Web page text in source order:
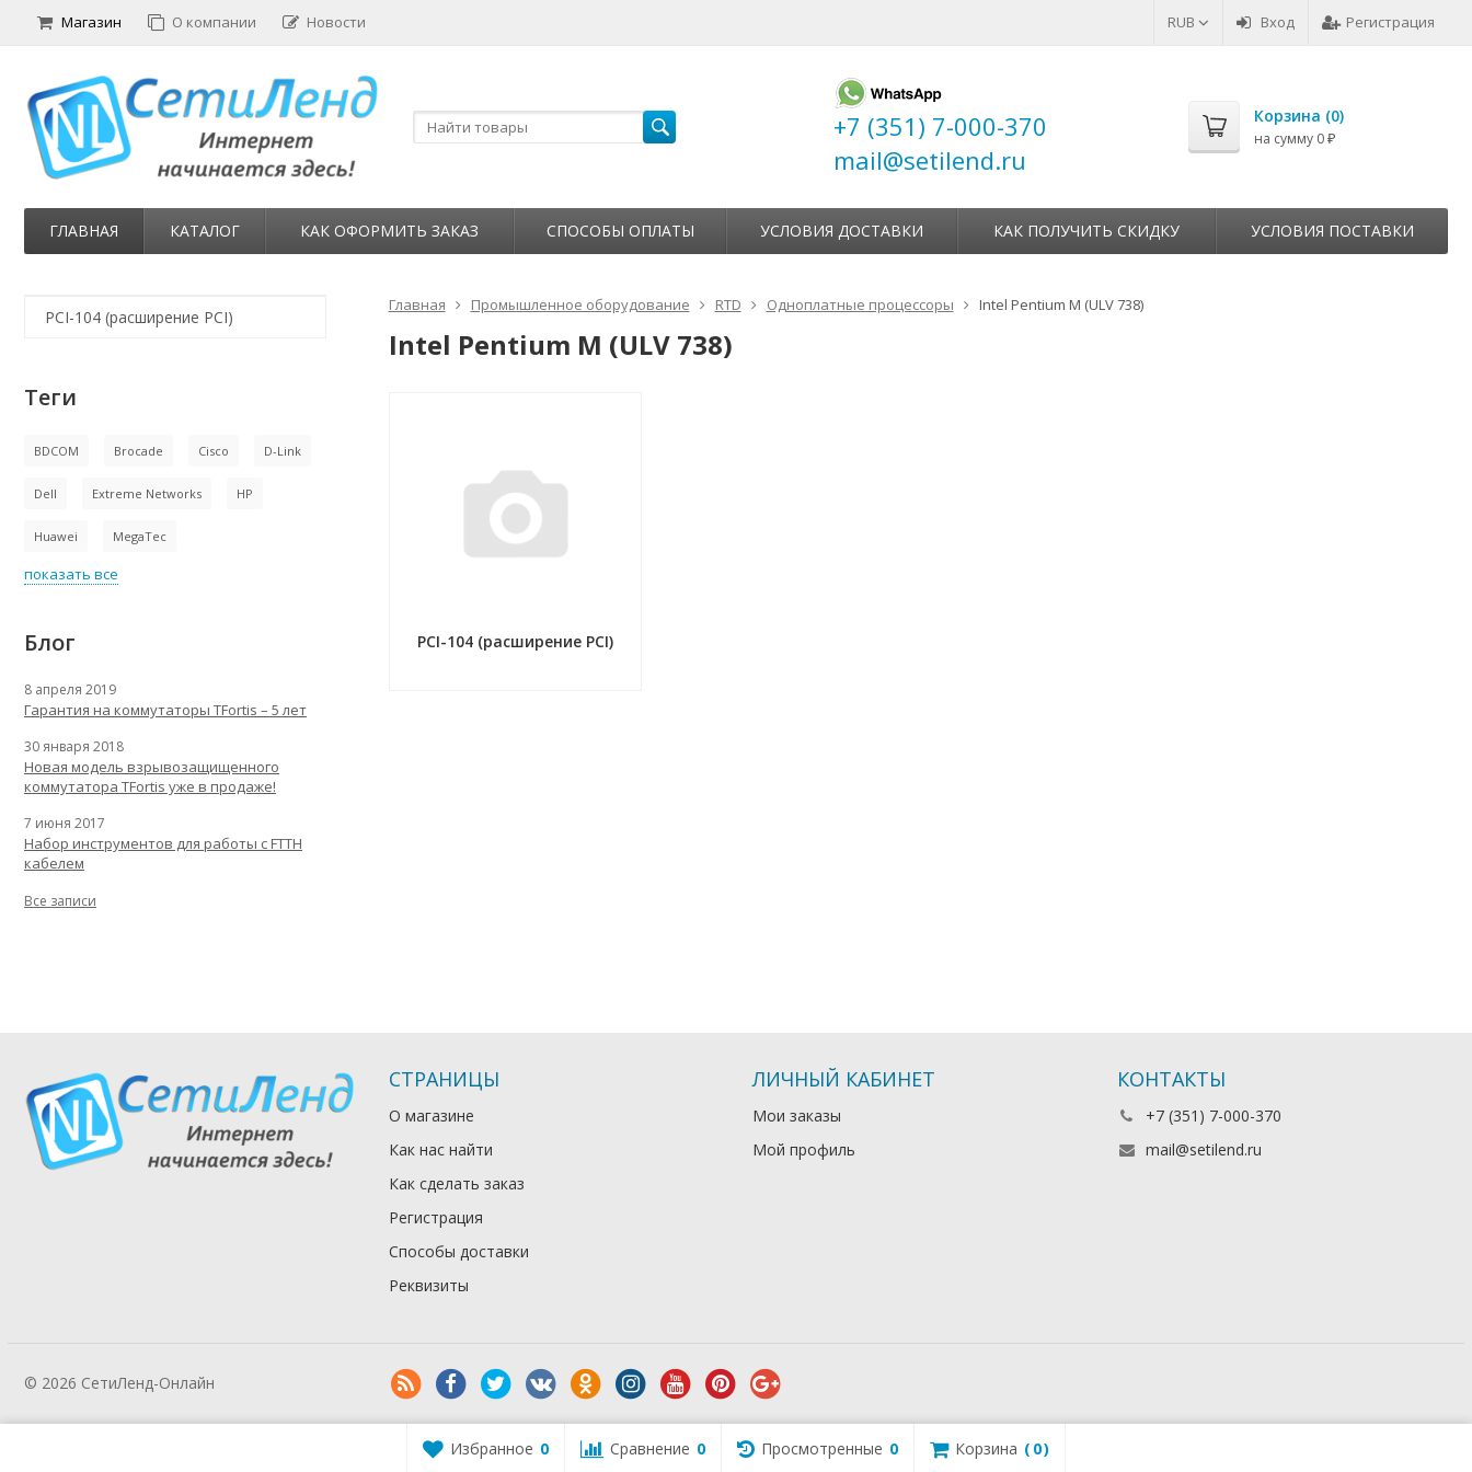
RUB Вход Регистрация
Магазин О компании Новости
+7 (351) 7-000-370
mail@setilend.ru
Корзина (0)
на сумму 0 ₽
ГЛАВНАЯ КАТАЛОГ КАК ОФОРМИТЬ ЗАКАЗ СПОСОБЫ ОПЛАТЫ УСЛОВИЯ ДОСТАВКИ КАК ПОЛУЧИТЬ СКИДКУ УСЛОВИЯ ПОСТАВКИ
Главная Промышленное оборудование RTD Одноплатные процессоры Intel Pentium M (ULV 738)
Intel Pentium M (ULV 738)
PCI-104 (расширение PCI)
PCI-104 (расширение PCI)
Теги
BDCOM Brocade Cisco D-Link
Dell Extreme Networks HP
Huawei MegaTec
показать все
Блог
8 апреля 2019
Гарантия на коммутаторы TFortis – 5 лет
30 января 2018
Новая модель взрывозащищенного
коммутатора TFortis уже в продаже!
7 июня 2017
Набор инструментов для работы с FTTH
кабелем
Все записи
СТРАНИЦЫ
О магазине
Как нас найти
Как сделать заказ
Регистрация
Способы доставки
Реквизиты
ЛИЧНЫЙ КАБИНЕТ
Мои заказы
Мой профиль
КОНТАКТЫ
+7 (351) 7-000-370
mail@setilend.ru
© 2026 СетиЛенд-Онлайн
Избранное 0 Сравнение 0 Просмотренные 0 Корзина 0